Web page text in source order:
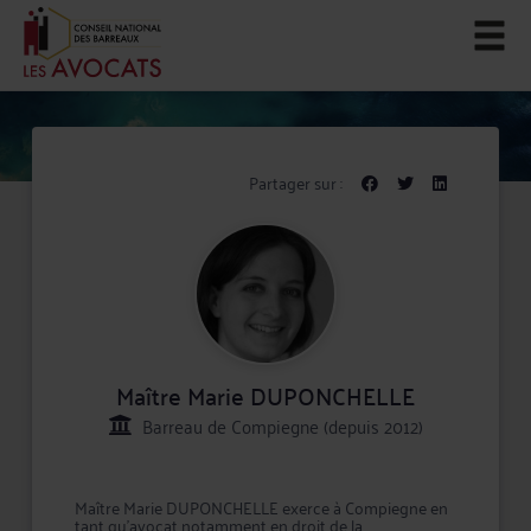
Partager sur :
Maître Marie DUPONCHELLE
Barreau de Compiegne (depuis 2012)
Maître Marie DUPONCHELLE exerce à Compiegne en
tant qu'avocat notamment en droit de la